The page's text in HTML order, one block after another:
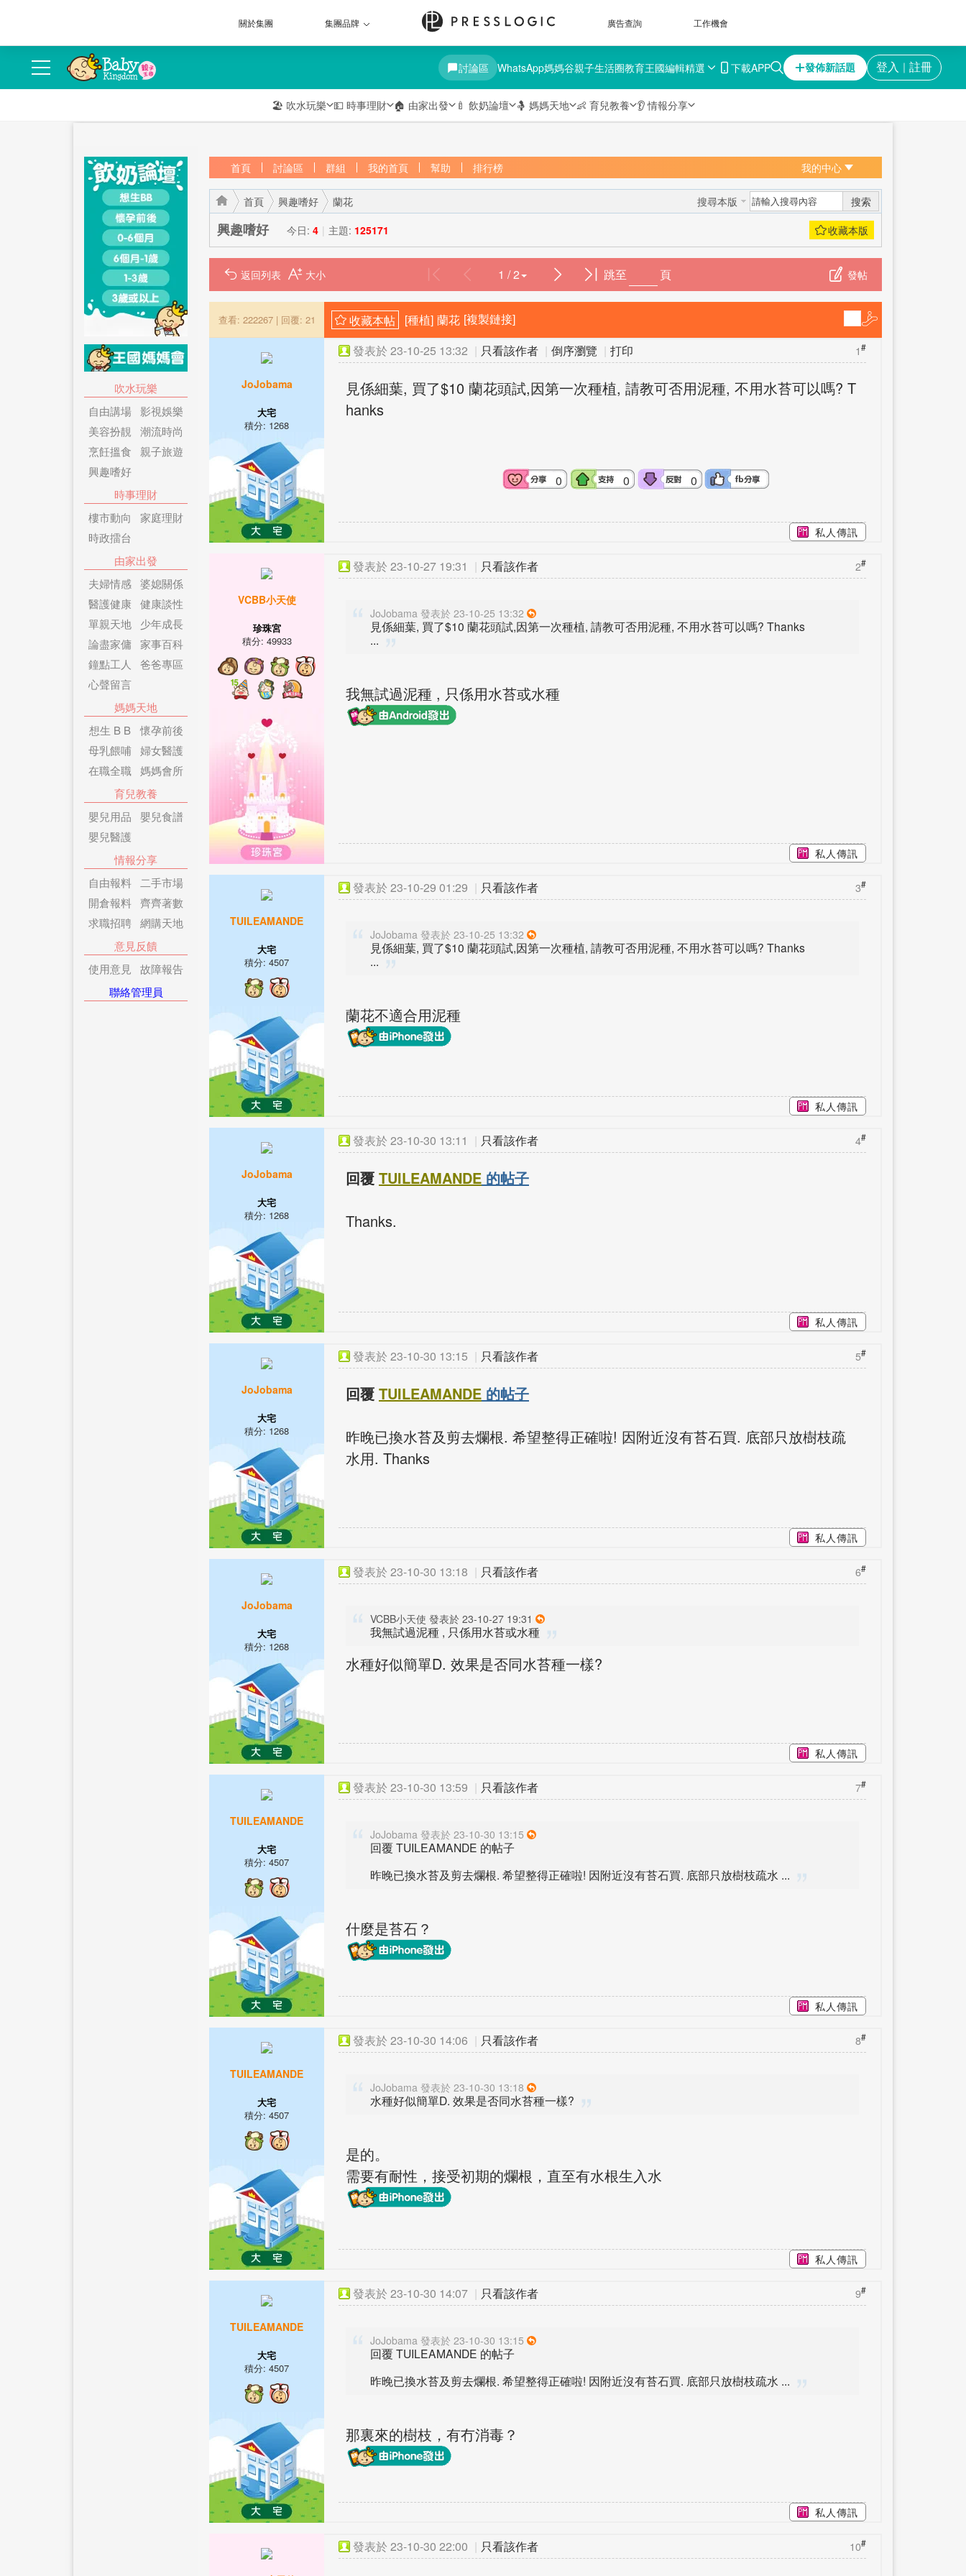
關於集團 集團品牌 廣告查詢 工作機會
討論區 WhatsApp媽媽谷親子生活圈教育王國編輯精選 下載APP 發佈新話題 登入 ｜ 註冊
🏖️ 吹水玩樂 💵 時事理財 🏠 由家出發 🍼 飲奶論壇 🤱 媽媽天地 👶 育兒教養 👂 情報分享
吹水玩樂
自由講場 影視娛樂
美容扮靚
潮流時尚
烹飪搵食
親子旅遊
興趣嗜好
時事理財
樓市動向
家庭理財
時政擂台
由家出發
夫婦情感 婆媳關係
醫護健康
健康談性
單親天地
少年成長
論盡家傭
家事百科
鐘點工人
爸爸專區
心聲留言
媽媽天地
想生 B B
懷孕前後
母乳餵哺 婦女醫護
在職全職
媽媽會所
育兒教養
嬰兒用品
嬰兒食譜
嬰兒醫護
情報分享
自由報料
二手市場
開倉報料 齊齊著數
求職招聘
網購天地
意見反饋
使用意見
故障報告
聯絡管理員
我的中心
首頁 討論區 群組 我的首頁 幫助 排行榜
搜尋本版 搜索
首頁
›
興趣嗜好 蘭花
興趣嗜好 今日: 4 | 主題: 125171
發帖
返回列表 1 / 2 跳至 頁
查看: 222267| 回覆: 21 [種植] 蘭花 [複製鏈接]
JoJobama
大宅
積分: 1268
1#
發表於 23-10-25 13:32 | 只看該作者 | 倒序瀏覽 | 打印
見係細葉, 買了$10 蘭花頭試,因第一次種植, 請教可否用泥種, 不用水苔可以嗎? T
hanks
0 0 0
私人傳訊
VCBB小天使
珍珠宮
積分: 49933
2#
發表於 23-10-27 19:31 | 只看該作者
JoJobama 發表於 23-10-25 13:32
見係細葉, 買了$10 蘭花頭試,因第一次種植, 請教可否用泥種, 不用水苔可以嗎? Thanks
...
我無試過泥種 , 只係用水苔或水種
私人傳訊
TUILEAMANDE
大宅
積分: 4507
3#
發表於 23-10-29 01:29 | 只看該作者
JoJobama 發表於 23-10-25 13:32
見係細葉, 買了$10 蘭花頭試,因第一次種植, 請教可否用泥種, 不用水苔可以嗎? Thanks
...
蘭花不適合用泥種
私人傳訊
JoJobama
大宅
積分: 1268
4#
發表於 23-10-30 13:11 | 只看該作者
回覆 TUILEAMANDE 的帖子
Thanks.
私人傳訊
JoJobama
大宅
積分: 1268
5#
發表於 23-10-30 13:15 | 只看該作者
回覆 TUILEAMANDE 的帖子
昨晚已換水苔及剪去爛根. 希望整得正確啦! 因附近沒有苔石買. 底部只放樹枝疏
水用. Thanks
私人傳訊
JoJobama
大宅
積分: 1268
6#
發表於 23-10-30 13:18 | 只看該作者
VCBB小天使 發表於 23-10-27 19:31
我無試過泥種 , 只係用水苔或水種
水種好似簡單D. 效果是否同水苔種一樣?
私人傳訊
TUILEAMANDE
大宅
積分: 4507
7#
發表於 23-10-30 13:59 | 只看該作者
JoJobama 發表於 23-10-30 13:15
回覆 TUILEAMANDE 的帖子
昨晚已換水苔及剪去爛根. 希望整得正確啦! 因附近沒有苔石買. 底部只放樹枝疏水 ...
什麼是苔石？
私人傳訊
TUILEAMANDE
大宅
積分: 4507
8#
發表於 23-10-30 14:06 | 只看該作者
JoJobama 發表於 23-10-30 13:18
水種好似簡單D. 效果是否同水苔種一樣?
是的。
需要有耐性，接受初期的爛根，直至有水根生入水
私人傳訊
TUILEAMANDE
大宅
積分: 4507
9#
發表於 23-10-30 14:07 | 只看該作者
JoJobama 發表於 23-10-30 13:15
回覆 TUILEAMANDE 的帖子
昨晚已換水苔及剪去爛根. 希望整得正確啦! 因附近沒有苔石買. 底部只放樹枝疏水 ...
那裏來的樹枝，有冇消毒？
私人傳訊
10#
發表於 23-10-30 22:00 | 只看該作者